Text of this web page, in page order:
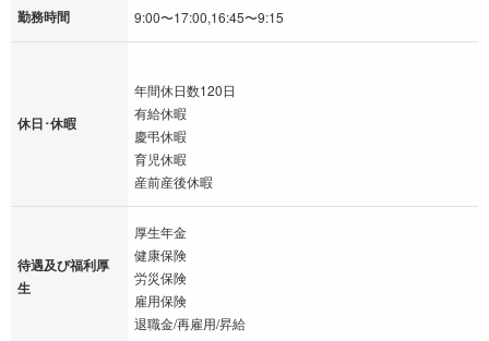
勤務時間 9:00〜17:00,16:45〜9:15
休日･休暇
年間休日数120日
有給休暇
慶弔休暇
育児休暇
産前産後休暇
待遇及び福利厚
生
厚生年金
健康保険
労災保険
雇用保険
退職金/再雇用/昇給